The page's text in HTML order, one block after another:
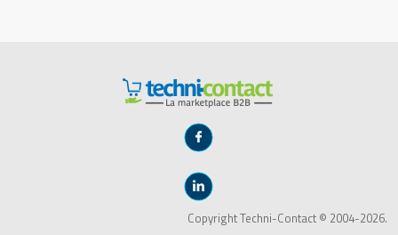
Copyright Techni-Contact © 2004-2026.